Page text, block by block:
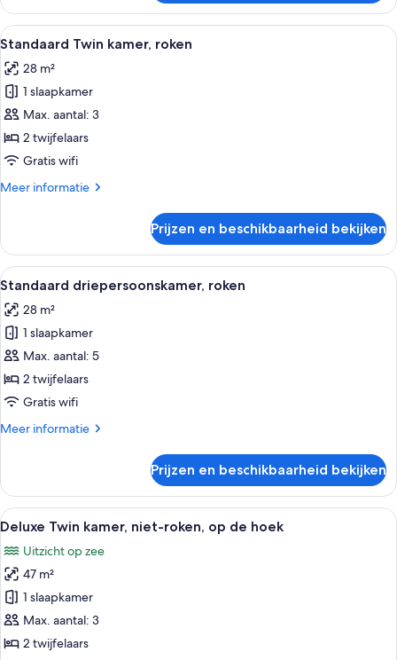
driepersoonskamer,
niet-
roken
Alle
foto's
voor
Standaard
Twin
kamer,
roken
Een hotelkamer met twee bedden,
3
Standaard Twin kamer, roken
28 m²
1 slaapkamer
Max. aantal: 3
2 twijfelaars
Gratis wifi
Meer informatie
Meer
Twin
kamer,
roken
Prijzen en beschikbaarheid bekijken
Alle
foto's
voor
Standaard
driepersoonskamer,
roken
laden
Een hotelkamer met twee bedden,
3
Standaard driepersoonskamer, roken
28 m²
1 slaapkamer
Max. aantal: 5
2 twijfelaars
Gratis wifi
Meer informatie
Meer
driepersoonskamer,
roken
Prijzen en beschikbaarheid bekijken
Alle
foto's
voor
Deluxe
Twin
kamer,
niet-
Een hotelkamer met twee bedden,
1
Deluxe Twin kamer, niet-roken, op de hoek
Uitzicht op zee
47 m²
1 slaapkamer
Max. aantal: 3
2 twijfelaars